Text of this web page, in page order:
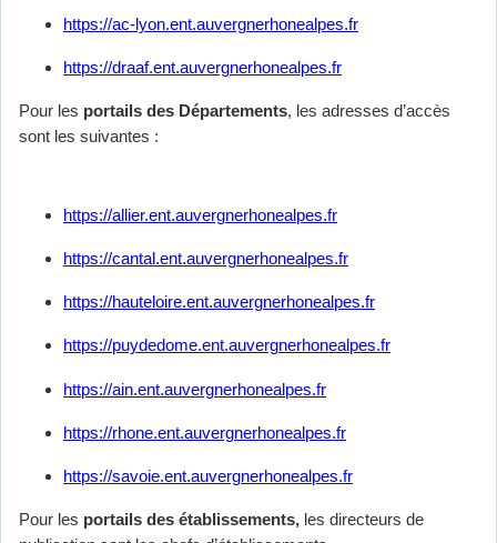
https://ac-lyon.ent.auvergnerhonealpes.fr
https://draaf.ent.auvergnerhonealpes.fr
Pour les portails des Départements, les adresses d’accès
sont les suivantes :
https://allier.ent.auvergnerhonealpes.fr
https://cantal.ent.auvergnerhonealpes.fr
https://hauteloire.ent.auvergnerhonealpes.fr
https://puydedome.ent.auvergnerhonealpes.fr
https://ain.ent.auvergnerhonealpes.fr
https://rhone.ent.auvergnerhonealpes.fr
https://savoie.ent.auvergnerhonealpes.fr
Pour les portails des établissements, les directeurs de